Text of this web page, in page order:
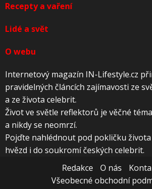
Recepty a vaření
Lidé a svět
O webu
Internetový magazín IN-Lifestyle.cz
pravidelných článcích zajímavosti ze
a ze života celebrit.
Život ve světle reflektorů je věčné
a nikdy se neomrzí.
Pojďte nahlédnout pod pokličku
hvězd i do soukromí českých celebrit.
Redakce
O nás
Všeobecné obchodní